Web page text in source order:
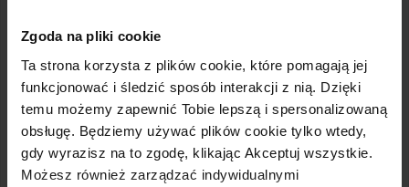
Zgoda na pliki cookie
Ta strona korzysta z plików cookie, które pomagają jej
funkcjonować i śledzić sposób interakcji z nią. Dzięki
temu możemy zapewnić Tobie lepszą i spersonalizowaną
obsługę. Będziemy używać plików cookie tylko wtedy,
gdy wyrazisz na to zgodę, klikając Akceptuj wszystkie.
Możesz również zarządzać indywidualnymi
Terminy szkoleń w Nowym Roku:
2 luty 2026
29 czerwiec 2026
To wyjątkowa okazja, aby poszerzyć swoją
wiedzę i przygotować się na nietypowe
wyzwania w pracy montera.